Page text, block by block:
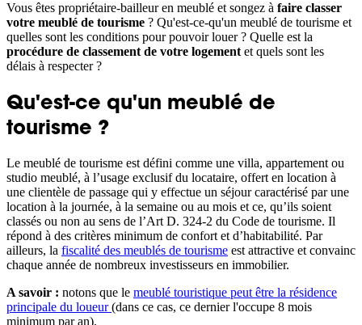
Quelle est la procédure de classement ?
Vous êtes propriétaire-bailleur en meublé et songez à faire classer
votre meublé de tourisme ? Qu'est-ce-qu'un meublé de tourisme et
quelles sont les conditions pour pouvoir louer ? Quelle est la
procédure de classement de votre logement et quels sont les
délais à respecter ?
Qu'est-ce qu'un meublé de
tourisme ?
Le meublé de tourisme est défini comme une villa, appartement ou
studio meublé, à l’usage exclusif du locataire, offert en location à
une clientèle de passage qui y effectue un séjour caractérisé par une
location à la journée, à la semaine ou au mois et ce, qu’ils soient
classés ou non au sens de l’Art D. 324-2 du Code de tourisme. Il
répond à des critères minimum de confort et d’habitabilité. Par
ailleurs, la fiscalité des meublés de tourisme est attractive et convainc
chaque année de nombreux investisseurs en immobilier.
A savoir : notons que le meublé touristique peut être la résidence
principale du loueur(dans ce cas, ce dernier l'occupe 8 mois
minimum par an).